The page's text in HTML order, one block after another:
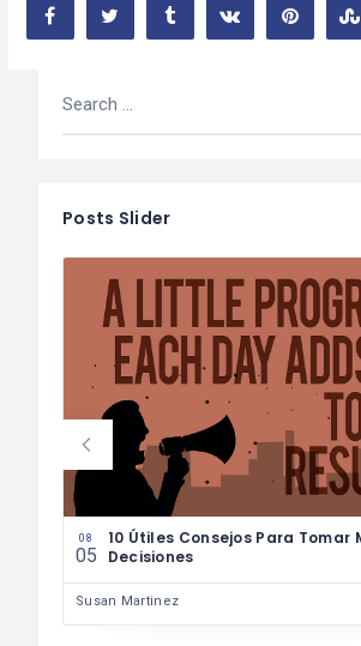
Posts Slider
08
05
10 Útiles Consejos Para Tomar
Decisiones
Susan Martinez